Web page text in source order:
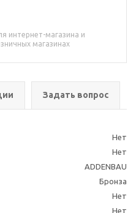
интернет-магазина и
магазинах
Задать вопрос
Нет
Нет
ADDENBAU
Бронза
Нет
Нет